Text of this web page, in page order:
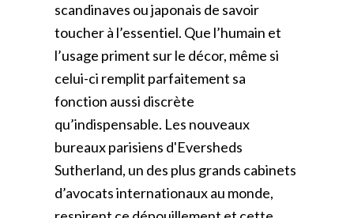
scandinaves ou japonais de savoir
toucher à l’essentiel. Que l’humain et
l’usage priment sur le décor, même si
celui-ci remplit parfaitement sa
fonction aussi discrète
qu’indispensable. Les nouveaux
bureaux parisiens d'Eversheds
Sutherland, un des plus grands cabinets
d’avocats internationaux au monde,